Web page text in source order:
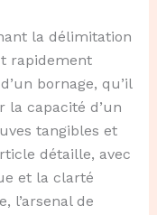
la délimitation
rapidement
bornage, qu’il
la capacité d’un
tangibles et
détaille, avec
et la clarté
l’arsenal de